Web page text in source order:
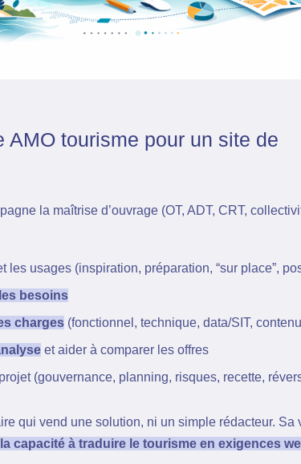
AMO tourisme pour un site de
la maîtrise d’ouvrage (OT, ADT, CRT,
les usages (inspiration, préparation, “sur place”,
besoins
charges (fonctionnel, technique, data/SIT,
et aider à comparer les offres
(gouvernance, planning, risques, recette,
qui vend une solution, ni un simple rédacteur.
capacité à traduire le tourisme en exigences